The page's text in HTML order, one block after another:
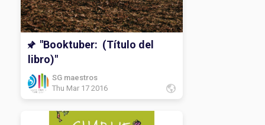
"Booktuber: (Título del
libro)"
SG maestros
Thu Mar 17 2016